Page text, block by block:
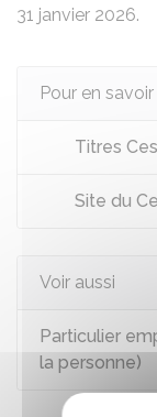
31 janvier 2026.
Pour en
Titres
Site du
Voir aussi
Particulier
la personne)